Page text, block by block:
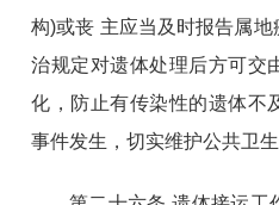
构)或丧 主应当及时报告属
治规定对遗体处理后方可交
化，防止有传染性的遗体不
事件发生，切实维护公共卫